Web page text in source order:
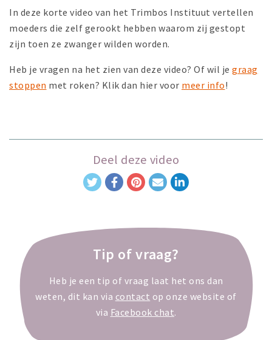
In deze korte video van het Trimbos Instituut vertellen
moeders die zelf gerookt hebben waarom zij gestopt
zijn toen ze zwanger wilden worden.
Heb je vragen na het zien van deze video? Of wil je graag
stoppen met roken? Klik dan hier voor meer info!
Deel deze video
Tip of vraag?
Heb je een tip of vraag laat het ons dan
weten, dit kan via contact op onze website of
via Facebook chat.